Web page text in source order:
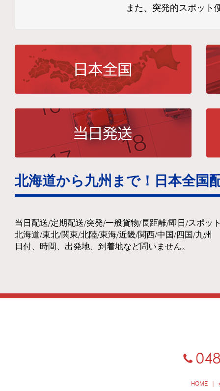
また、突発的スポット
北海道から九州まで！日本全国
当日配送/定期配送/突発/一般貨物/長距離/即日/スポッ
北海道/東北/関東/北陸/東海/近畿/関西/中国/四国/九州
日付、時間、出発地、到着地など問いません。
HOME